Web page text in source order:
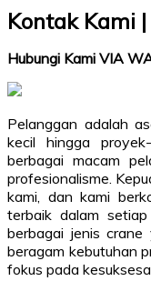
Kontak Kami
Hubungi Kami VIA
Pelanggan adalah
kecil hingga
berbagai macam
profesionalisme.
kami, dan kami
terbaik dalam
berbagai jenis crane
beragam kebutuhan
fokus pada